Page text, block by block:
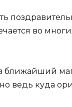
во
ближайший
ведь куда